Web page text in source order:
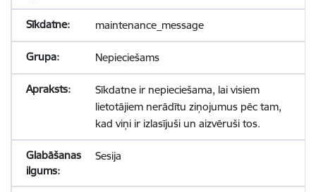
maintenance_message
Nepieciešams
Sīkdatne ir nepieciešama, lai visiem
lietotājiem nerādītu ziņojumus pēc tam,
kad viņi ir izlasījuši un aizvēruši tos.
Sesija